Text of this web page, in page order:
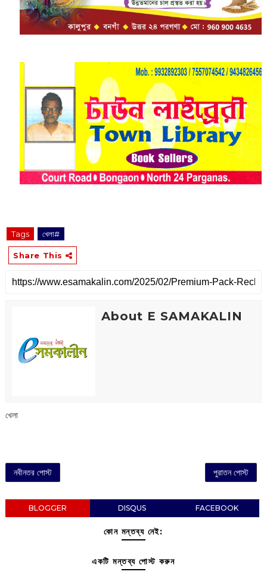
Tags খেলা#
Share This
About E SAMAKALIN
খেলা
নবীনতর পোস্ট পুরাতন পোস্ট
BLOGGER DISQUS FACEBOOK
কোন মন্তব্য নেই:
একটি মন্তব্য পোস্ট করুন